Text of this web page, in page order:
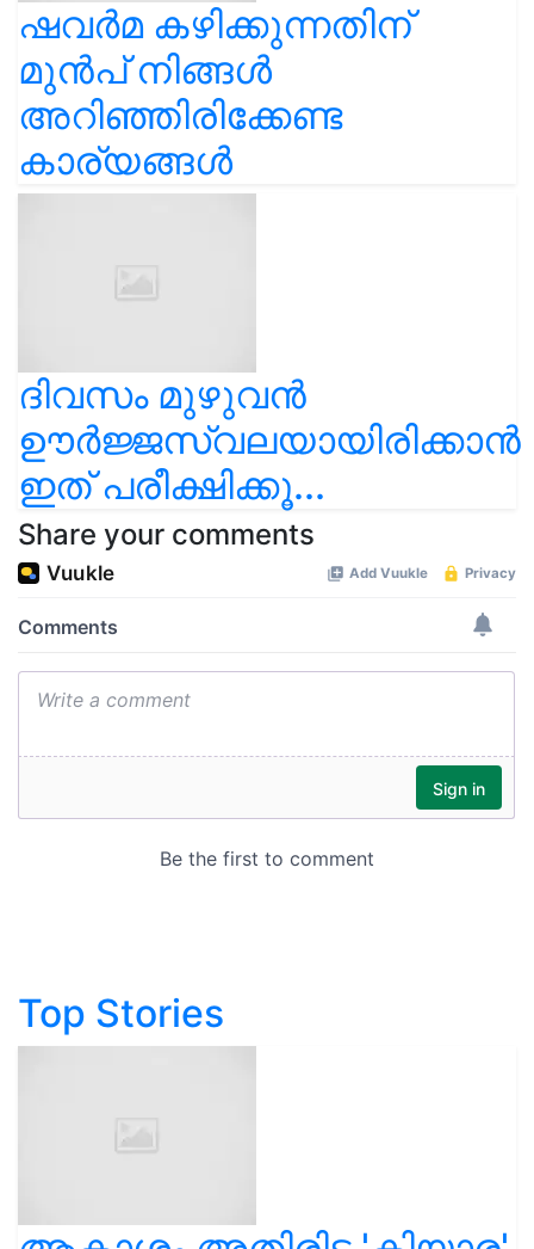
ഷവര്‍മ കഴിക്കുന്നതിന്
മുൻപ് നിങ്ങൾ
അറിഞ്ഞിരിക്കേണ്ട
കാര്യങ്ങൾ
ദിവസം മുഴുവൻ
ഊർജ്ജസ്വലയായിരിക്കാൻ
ഇത് പരീക്ഷിക്കൂ...
Share your comments
Top Stories